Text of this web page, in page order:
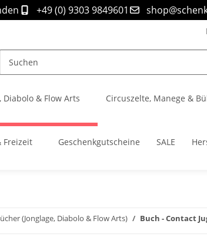
+49 (0) 9303 9849601
Diabolo & Flow Arts Circuszelte, Manege &
Freizeit Geschenkgutscheine SALE
(Jonglage, Diabolo & Flow Arts) Buch - Contact